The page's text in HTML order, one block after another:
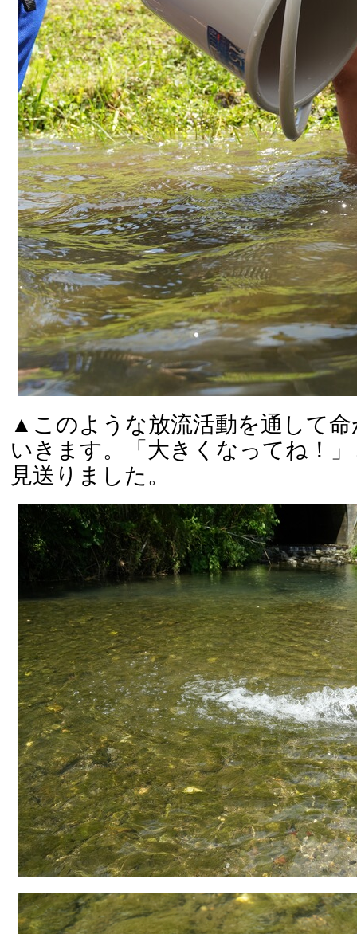
▲このような放流活動を通して
いきます。「大きくなってね！
見送りました。